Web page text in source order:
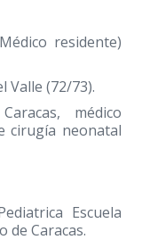
residente)
Valle (72/73).
médico
cirugía neonatal
Escuela
de Caracas.